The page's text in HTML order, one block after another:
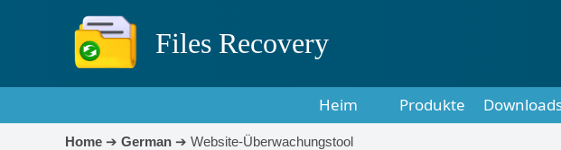
Files Recovery
Heim Produkte
Home➔ German➔ Website-Überwachungstool